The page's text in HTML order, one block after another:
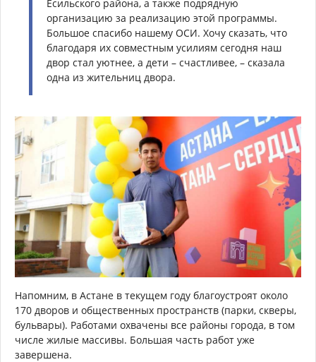
Есильского района, а также подрядную
организацию за реализацию этой программы.
Большое спасибо нашему ОСИ. Хочу сказать, что
благодаря их совместным усилиям сегодня наш
двор стал уютнее, а дети – счастливее, – сказала
одна из жительниц двора.
Напомним, в Астане в текущем году благоустроят около
170 дворов и общественных пространств (парки, скверы,
бульвары). Работами охвачены все районы города, в том
числе жилые массивы. Большая часть работ уже
завершена.